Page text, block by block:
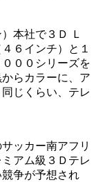
本社で３Ｄ Ｌ
６インチ）と１
００シリーズを
らカラーに、ア
じくらい、テレ
ッカー南アフリ
アム級３Ｄテレ
争が予想され